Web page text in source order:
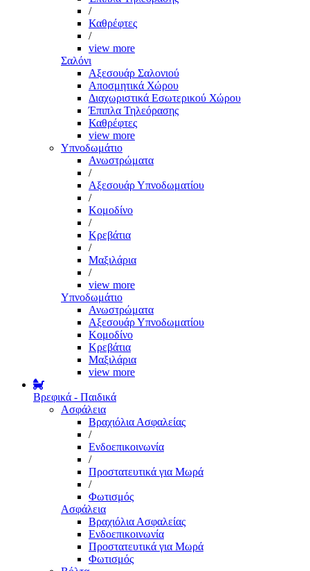
/
Καθρέφτες
/
view more
Σαλόνι
Αξεσουάρ Σαλονιού
Αποσμητικά Χώρου
Διαχωριστικά Εσωτερικού Χώρου
Έπιπλα Τηλεόρασης
Καθρέφτες
view more
Υπνοδωμάτιο
Ανωστρώματα
/
Αξεσουάρ Υπνοδωματίου
/
Κομοδίνο
/
Κρεβάτια
/
Μαξιλάρια
/
view more
Υπνοδωμάτιο
Ανωστρώματα
Αξεσουάρ Υπνοδωματίου
Κομοδίνο
Κρεβάτια
Μαξιλάρια
view more
Βρεφικά - Παιδικά
Ασφάλεια
Βραχιόλια Ασφαλείας
/
Ενδοεπικοινωνία
/
Προστατευτικά για Μωρά
/
Φωτισμός
Ασφάλεια
Βραχιόλια Ασφαλείας
Ενδοεπικοινωνία
Προστατευτικά για Μωρά
Φωτισμός